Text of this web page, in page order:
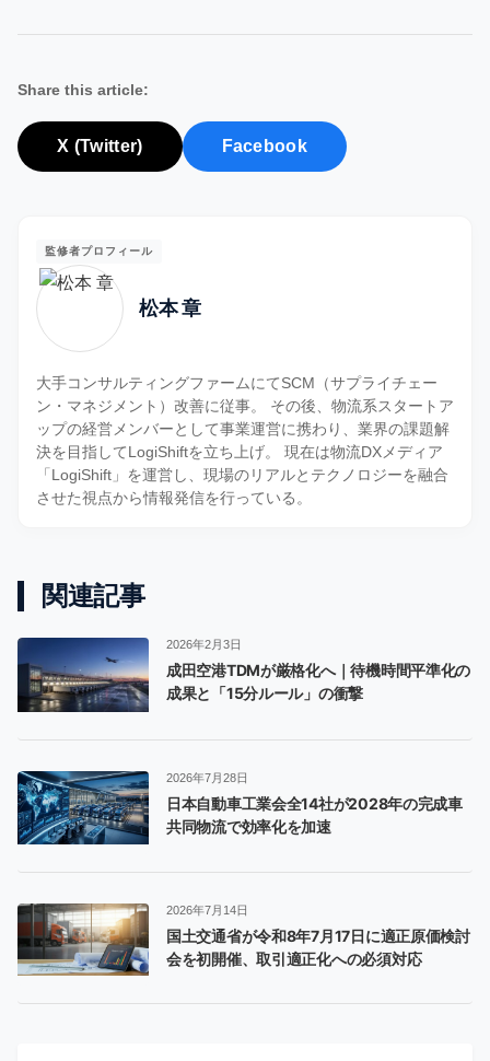
Share this article:
X (Twitter) Facebook
監修者プロフィール
松本 章
大手コンサルティングファームにてSCM（サプライチェー
ン・マネジメント）改善に従事。 その後、物流系スタートア
ップの経営メンバーとして事業運営に携わり、業界の課題解
決を目指してLogiShiftを立ち上げ。 現在は物流DXメディア
「LogiShift」を運営し、現場のリアルとテクノロジーを融合
させた視点から情報発信を行っている。
関連記事
2026年2月3日
成田空港TDMが厳格化へ｜待機時間平準化の
成果と「15分ルール」の衝撃
2026年7月28日
日本自動車工業会全14社が2028年の完成車
共同物流で効率化を加速
2026年7月14日
国土交通省が令和8年7月17日に適正原価検討
会を初開催、取引適正化への必須対応